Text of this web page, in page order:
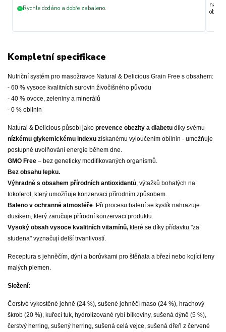
+ Rychle dodáno a dobře zabaleno.
Kompletní specifikace
Nutriční systém pro masožravce Natural & Delicious Grain Free s obsahem:
- 60 % vysoce kvalitních surovin živočišného původu
- 40 % ovoce, zeleniny a minerálů
- 0 % obilnin
Natural & Delicious působí jako prevence obezity a diabetu díky svému
nízkému glykemickému indexu získanému vyloučením obilnin - umožňuje
postupné uvolňování energie během dne.
GMO Free – bez geneticky modifikovaných organismů.
Bez obsahu lepku.
Výhradně s obsahem přírodních antioxidantů, výtažků bohatých na
tokoferol, který umožňuje konzervaci přírodním způsobem.
Baleno v ochranné atmosféře. Při procesu balení se kyslík nahrazuje
dusíkem, který zaručuje přírodní konzervaci produktu.
Vysoký obsah vysoce kvalitních vitamínů, které se díky přídavku "za
studena" vyznačují delší trvanlivostí.
Receptura s jehněčím, dýní a borůvkami pro štěňata a březí nebo kojící feny
malých plemen.
Složení:
Čerstvé vykostěné jehně (24 %), sušené jehněčí maso (24 %), hrachový
škrob (20 %), kuřecí tuk, hydrolizované rybí bílkoviny, sušená dýně (5 %),
čerstvý herring, sušený herring, sušená celá vejce, sušená dřeň z červené